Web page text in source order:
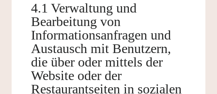
4.1 Verwaltung und
Bearbeitung von
Informationsanfragen und
Austausch mit Benutzern,
die über oder mittels der
Website oder der
Restaurantseiten in sozialen